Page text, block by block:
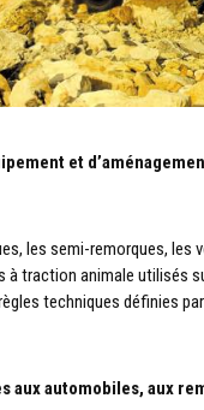
et
les semi-remorques, les
traction animale utilisés
techniques définies
aux automobiles, aux